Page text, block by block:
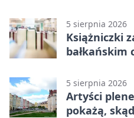
5 sierpnia 2026
Książniczki
bałkańskim
5 sierpnia 2026
Artyści
pokażą,